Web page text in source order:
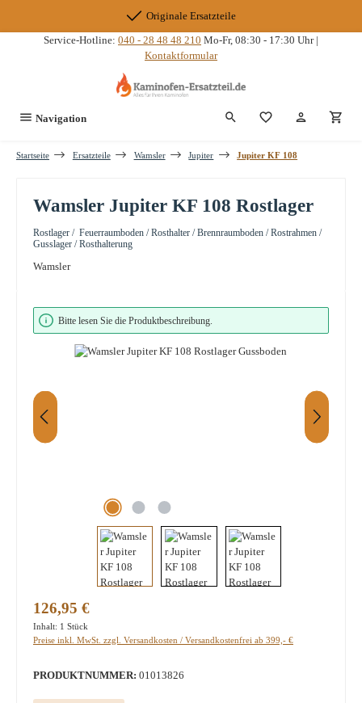
Originale Ersatzteile
Service-Hotline: 040 - 28 48 48 210 Mo-Fr, 08:30 - 17:30 Uhr |
Kontaktformular
Navigation Du hast 0
Startseite Ersatzteile Wamsler Jupiter Jupiter KF 108
Wamsler Jupiter KF 108 Rostlager
Rostlager / Feuerraumboden / Rosthalter / Brennraumboden / Rostrahmen /
Gusslager / Rosthalterung
Wamsler
Bildergalerie überspringen
Bitte lesen Sie die Produktbeschreibung.
Regulärer Preis:
126,95 €
Inhalt: 1 Stück
Preise inkl. MwSt. zzgl. Versandkosten / Versandkostenfrei ab 399,- €
PRODUKTNUMMER: 01013826